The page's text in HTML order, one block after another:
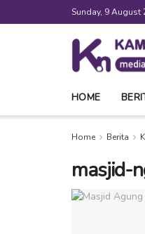
Sunday, 9 August
HOME
Home Berita
masjid-